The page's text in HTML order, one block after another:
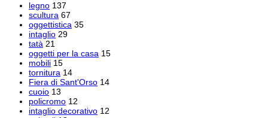
legno 137
scultura 67
oggettistica 35
intaglio 29
tatà 21
oggetti per la casa 15
mobili 15
tornitura 14
Fiera di Sant'Orso 14
cuoio 13
policromo 12
intaglio decorativo 12